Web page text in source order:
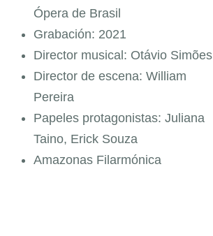
Ópera de Brasil
Grabación: 2021
Director musical: Otávio Simões
Director de escena: William
Pereira
Papeles protagonistas: Juliana
Taino, Erick Souza
Amazonas Filarmónica